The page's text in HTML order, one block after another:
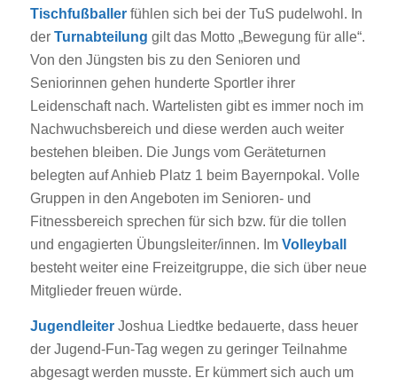
Tischfußballerfühlen sich bei der TuS pudelwohl. In
der Turnabteilung gilt das Motto „Bewegung für alle“.
Von den Jüngsten bis zu den Senioren und
Seniorinnen gehen hunderte Sportler ihrer
Leidenschaft nach. Wartelisten gibt es immer noch im
Nachwuchsbereich und diese werden auch weiter
bestehen bleiben. Die Jungs vom Geräteturnen
belegten auf Anhieb Platz 1 beim Bayernpokal. Volle
Gruppen in den Angeboten im Senioren- und
Fitnessbereich sprechen für sich bzw. für die tollen
und engagierten Übungsleiter/innen. Im Volleyball
besteht weiter eine Freizeitgruppe, die sich über neue
Mitglieder freuen würde.
JugendleiterJoshua Liedtke bedauerte, dass heuer
der Jugend-Fun-Tag wegen zu geringer Teilnahme
abgesagt werden musste. Er kümmert sich auch um